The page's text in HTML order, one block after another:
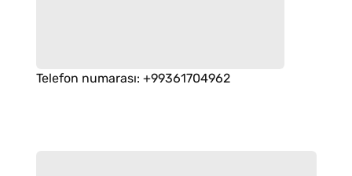
Telefon numarası: +99361704962